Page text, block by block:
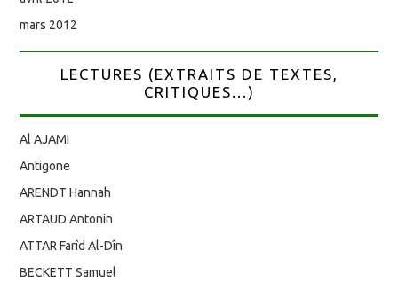
mars 2012
LECTURES (EXTRAITS DE TEXTES,
CRITIQUES...)
Al AJAMI
Antigone
ARENDT Hannah
ARTAUD Antonin
ATTAR Farîd Al-Dîn
BECKETT Samuel